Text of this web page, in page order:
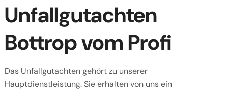
Unfallgutachten
Bottrop vom Profi
Das Unfallgutachten gehört zu unserer
Hauptdienstleistung. Sie erhalten von uns ein